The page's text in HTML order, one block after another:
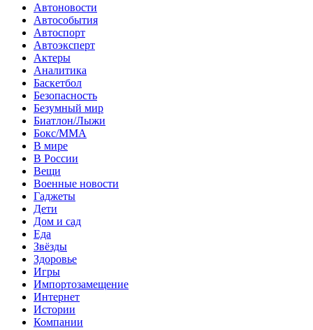
Автоновости
Автособытия
Автоспорт
Автоэксперт
Актеры
Аналитика
Баскетбол
Безопасность
Безумный мир
Биатлон/Лыжи
Бокс/MMA
В мире
В России
Вещи
Военные новости
Гаджеты
Дети
Дом и сад
Еда
Звёзды
Здоровье
Игры
Импортозамещение
Интернет
Истории
Компании